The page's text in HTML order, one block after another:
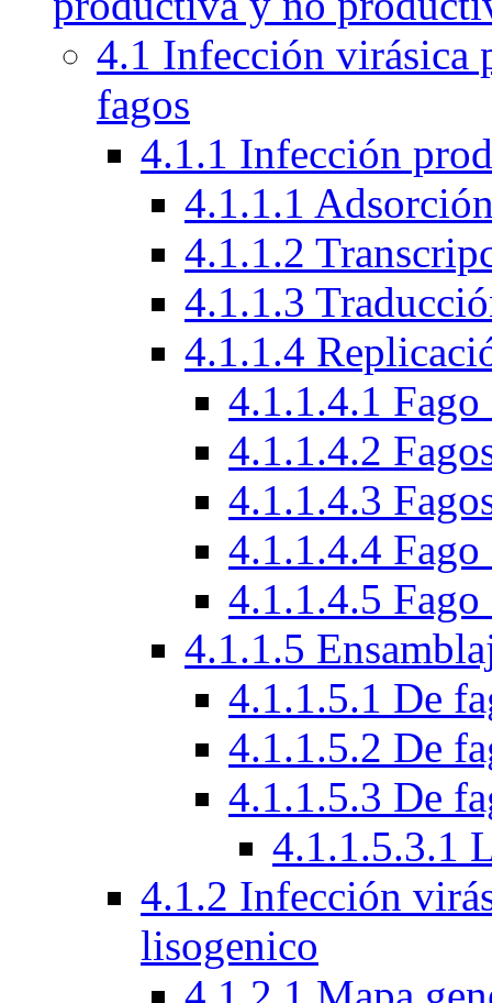
4.1 Infección virásica
fagos
4.1.1 Infección
4.1.1.1
4.1.1.2
4.1.1.3
4.1.1.4
4.1.1.4.1
4.1.1.4.2
4.1.1.4.3
4.1.1.4.4 Fago
4.1.1.4.5
4.1.1.5
4.1.1.5.1 De
4.1.1.5.2 De
4.1.1.5.3 De
4.1.1.5.3.1
4.1.2 Infección
lisogenico